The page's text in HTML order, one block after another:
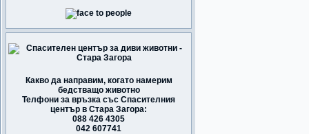
Какво да направим, когато намерим
бедстващо животно
Телфони за връзка със Спасителния
център в Стара Загора:
088 426 4305
042 607741